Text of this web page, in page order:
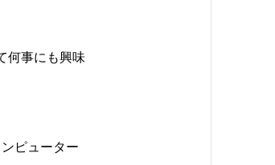
何事にも興味
ピューター